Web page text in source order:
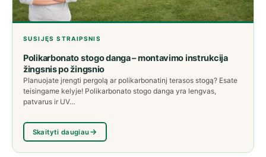
SUSIJĘS STRAIPSNIS
Polikarbonato stogo danga – montavimo instrukcija
žingsnis po žingsnio
Planuojate įrengti pergolą ar polikarbonatinį terasos stogą? Esate
teisingame kelyje! Polikarbonato stogo danga yra lengvas,
patvarus ir UV…
Skaityti daugiau